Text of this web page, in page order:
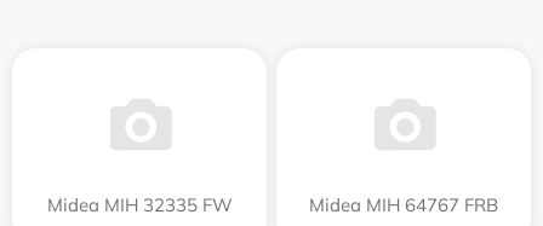
Midea MIH 32335 FW Midea MIH 64767 FRB